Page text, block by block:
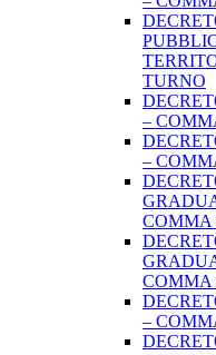
TURNO
–
–
COMMA
COMMA
–